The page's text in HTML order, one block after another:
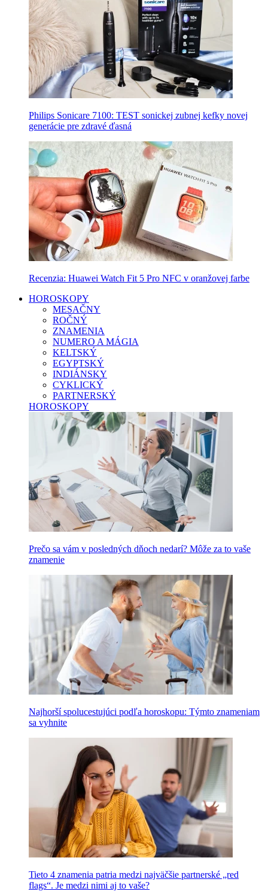
Philips Sonicare 7100: TEST sonickej zubnej kefky novej
generácie pre zdravé ďasná
Recenzia: Huawei Watch Fit 5 Pro NFC v oranžovej farbe
HOROSKOPY
MESAČNY
ROČNÝ
ZNAMENIA
NUMERO A MÁGIA
KELTSKÝ
EGYPTSKÝ
INDIÁNSKY
CYKLICKÝ
PARTNERSKÝ
HOROSKOPY
Prečo sa vám v posledných dňoch nedarí? Môže za to vaše
znamenie
Najhorší spolucestujúci podľa horoskopu: Týmto znameniam
sa vyhnite
Tieto 4 znamenia patria medzi najväčšie partnerské „red
flags“. Je medzi nimi aj to vaše?